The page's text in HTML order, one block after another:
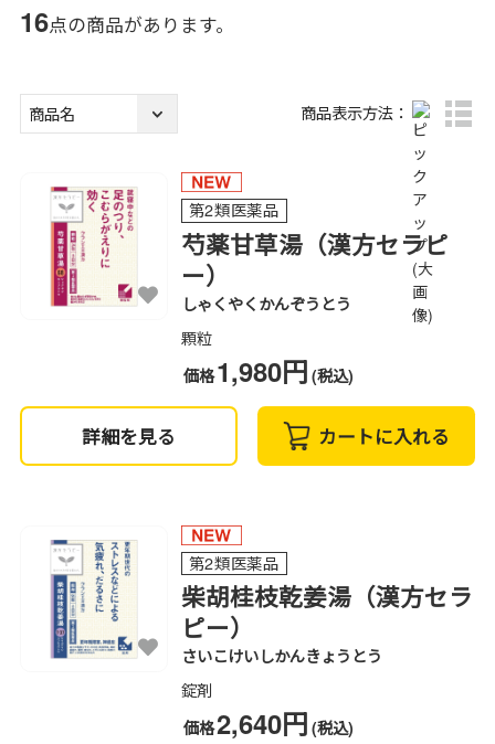
16点の商品があります。
商品表示方法：
第2類医薬品
芍薬甘草湯（漢方セラピ
ー）
しゃくやくかんぞうとう
顆粒
価格1,980円 (税込)
詳細を見る カートに入れる
第2類医薬品
柴胡桂枝乾姜湯（漢方セラ
ピー）
さいこけいしかんきょうとう
錠剤
価格2,640円 (税込)